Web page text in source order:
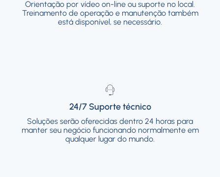
Orientação por vídeo on-line ou suporte no local.
Treinamento de operação e manutenção também
está disponível, se necessário.
local. Treinamento de operação e
manutenção também está disponível, se
necessário.
24/7 Suporte técnico
Soluções serão oferecidas dentro 24 horas para
manter seu negócio funcionando normalmente em
qualquer lugar do mundo.
24/7 Suporte técnico
Soluções serão oferecidas dentro 24 horas
para manter seu negócio funcionando
normalmente em qualquer lugar do mundo.